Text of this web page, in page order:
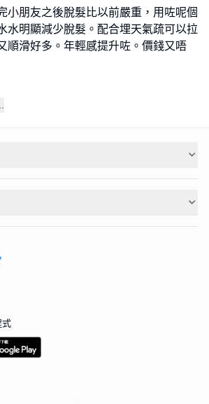
小朋友之後脫髮比以前嚴重，用咗呢個
水明顯減少脫髮。配合埋天氣疏可以拉
順滑好多。年輕感提升咗。價錢又唔